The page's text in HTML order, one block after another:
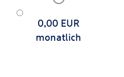
0,00 EUR
monatlich